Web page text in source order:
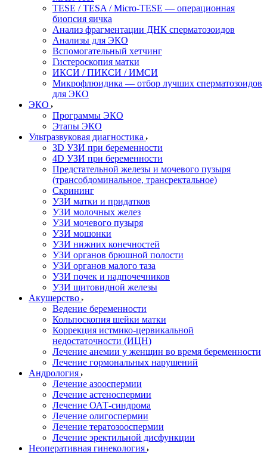
TESE / TESA / Micro-TESE — операционная
биопсия яичка
Анализ фрагментации ДНК сперматозоидов
Анализы для ЭКО
Вспомогательный хетчинг
Гистероскопия матки
ИКСИ / ПИКСИ / ИМСИ
Микрофлюидика — отбор лучших сперматозоидов
для ЭКО
ЭКО
Программы ЭКО
Этапы ЭКО
Ультразвуковая диагностика
3D УЗИ при беременности
4D УЗИ при беременности
Предстательной железы и мочевого пузыря
(трансобдоминальное, трансректальное)
Скрининг
УЗИ матки и придатков
УЗИ молочных желез
УЗИ мочевого пузыря
УЗИ мошонки
УЗИ нижних конечностей
УЗИ органов брюшной полости
УЗИ органов малого таза
УЗИ почек и надпочечников
УЗИ щитовидной железы
Акушерство
Ведение беременности
Кольпоскопия шейки матки
Коррекция истмико-цервикальной
недостаточности (ИЦН)
Лечение анемии у женщин во время беременности
Лечение гормональных нарушений
Андрология
Лечение азооспермии
Лечение астеноспермии
Лечение ОАТ-синдрома
Лечение олигоспермии
Лечение тератозооспермии
Лечение эректильной дисфункции
Неоперативная гинекология